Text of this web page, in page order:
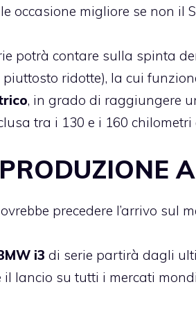
occasione migliore se non il
potrà contare sulla spinta
ridotte), la cui
, in grado di raggiungere
tra i 130 e i 160 chilometri
precedere l’arrivo sul
i3 di serie partirà dagli
lancio su tutti i mercati